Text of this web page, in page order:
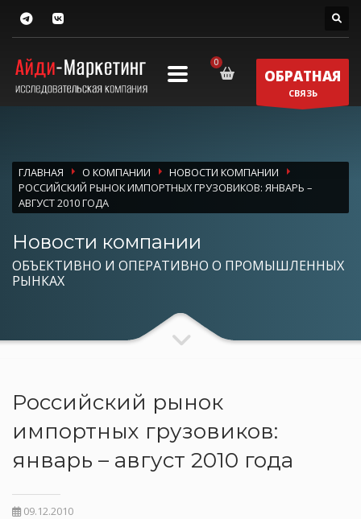
ОБРАТНАЯ
СВЯЗЬ
ГЛАВНАЯ О КОМПАНИИ
НОВОСТИ КОМПАНИИ
РОССИЙСКИЙ РЫНОК ИМПОРТНЫХ ГРУЗОВИКОВ: ЯНВАРЬ –
АВГУСТ 2010 ГОДА
Новости компании
ОБЪЕКТИВНО И ОПЕРАТИВНО О ПРОМЫШЛЕННЫХ
РЫНКАХ
Российский рынок
импортных грузовиков:
январь – август 2010 года
09.12.2010